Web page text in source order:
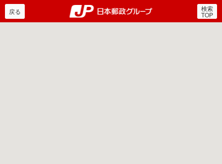
郵便局・日本郵政グルー
戻る 検索
TOP